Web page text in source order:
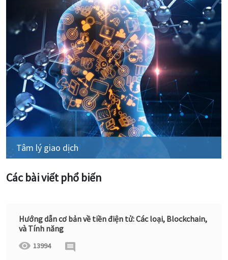
Tâm lý giao dịch
Các bài viết phổ biến
Hướng dẫn cơ bản về tiền điện tử: Các loại, Blockchain,
và Tính năng
13994